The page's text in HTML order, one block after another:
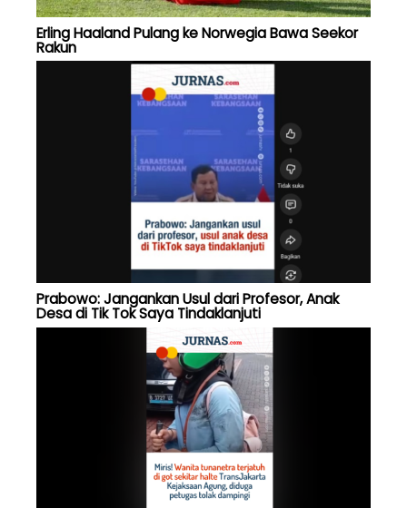
Erling Haaland Pulang ke Norwegia Bawa Seekor
Rakun
Prabowo: Jangankan Usul dari Profesor, Anak
Desa di Tik Tok Saya Tindaklanjuti